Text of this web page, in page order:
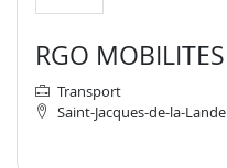
RGO MOBILITES
Transport
Saint-Jacques-de-la-Lande